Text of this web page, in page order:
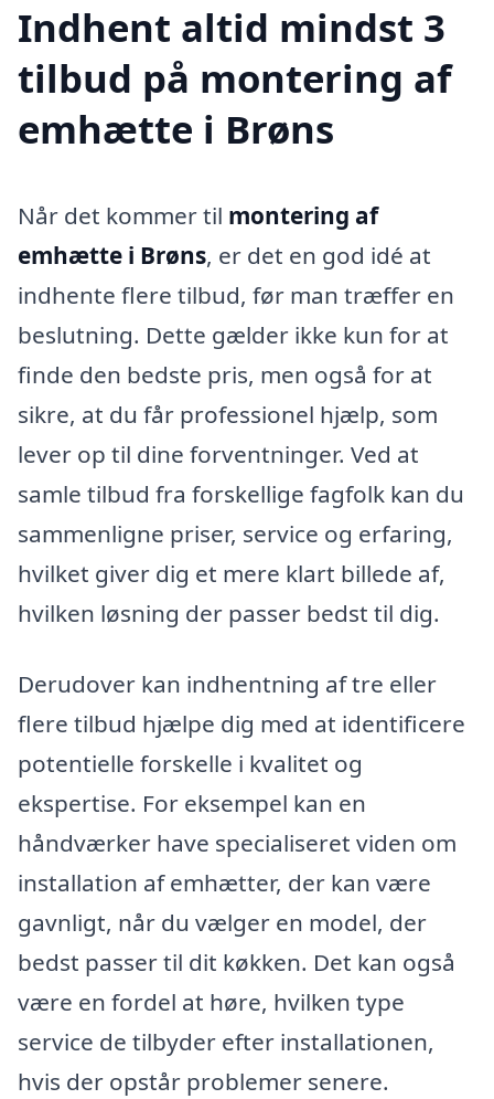
Indhent altid mindst 3
tilbud på montering af
emhætte i Brøns
Når det kommer til montering af
emhætte i Brøns, er det en god idé at
indhente flere tilbud, før man træffer en
beslutning. Dette gælder ikke kun for at
finde den bedste pris, men også for at
sikre, at du får professionel hjælp, som
lever op til dine forventninger. Ved at
samle tilbud fra forskellige fagfolk kan du
sammenligne priser, service og erfaring,
hvilket giver dig et mere klart billede af,
hvilken løsning der passer bedst til dig.
Derudover kan indhentning af tre eller
flere tilbud hjælpe dig med at identificere
potentielle forskelle i kvalitet og
ekspertise. For eksempel kan en
håndværker have specialiseret viden om
installation af emhætter, der kan være
gavnligt, når du vælger en model, der
bedst passer til dit køkken. Det kan også
være en fordel at høre, hvilken type
service de tilbyder efter installationen,
hvis der opstår problemer senere.